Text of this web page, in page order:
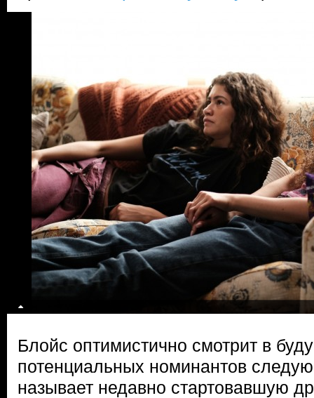
Блойс оптимистично смотрит в
потенциальных номинантов
называет недавно стартовавшую